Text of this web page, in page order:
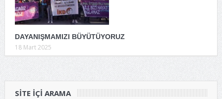
DAYANIŞMAMIZI BÜYÜTÜYORUZ
18 Mart 2025
SITE IÇI ARAMA